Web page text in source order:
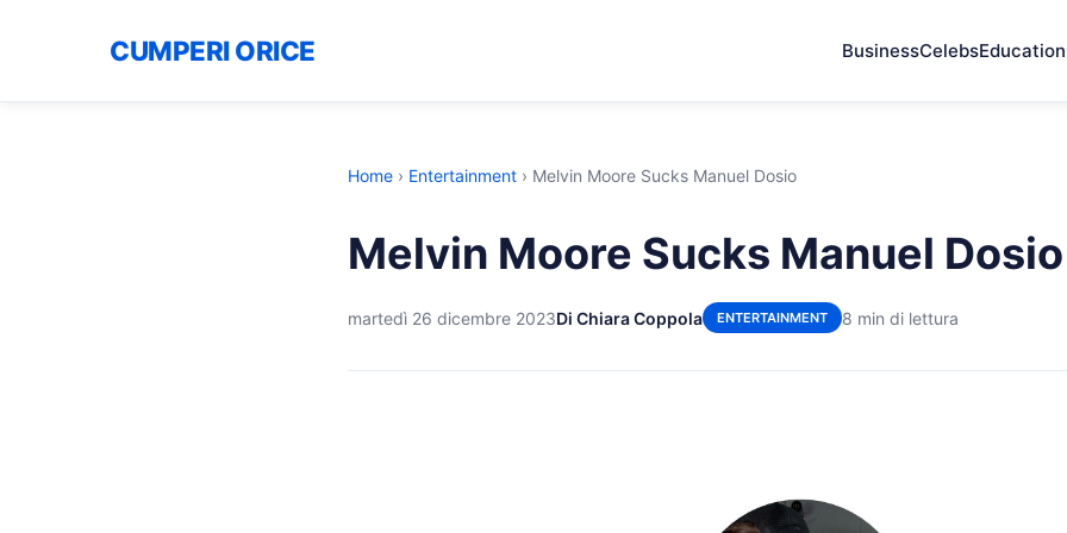
CUMPERI ORICE BusinessCelebsEducation
Home › Entertainment › Melvin Moore Sucks Manuel Dosio
Melvin Moore Sucks Manuel Dosio
martedì 26 dicembre 2023Di Chiara Coppola ENTERTAINMENT 8 min di lettura